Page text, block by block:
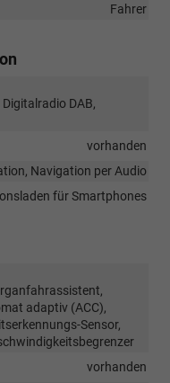
Fahrer
DAB,
vorhanden
Navigation per Audio
für Smartphones
adaptiv (ACC),
Sensor,
vorhanden